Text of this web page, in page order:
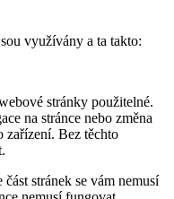
využívány a ta takto:
stránky použitelné.
na stránce nebo změna
zařízení. Bez těchto
stránek se vám nemusí